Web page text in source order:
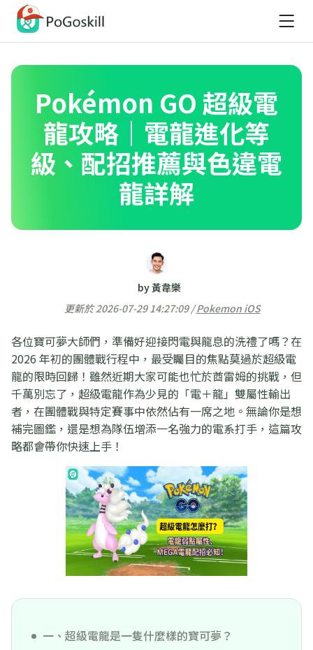
Pokémon GO 超級電
龍攻略｜電龍進化等
級、配招推薦與色違電
龍詳解
by 黃韋樂
更新於 2026-07-29 14:27:09 /Pokemon iOS
各位寶可夢大師們，準備好迎接閃電與龍息的洗禮了嗎？在
2026 年初的團體戰行程中，最受矚目的焦點莫過於超級電
龍的限時回歸！雖然近期大家可能也忙於酋雷姆的挑戰，但
千萬別忘了，超級電龍作為少見的「電＋龍」雙屬性輸出
者，在團體戰與特定賽事中依然佔有一席之地。無論你是想
補完圖鑑，還是想為隊伍增添一名強力的電系打手，這篇攻
略都會帶你快速上手！
一、超級電龍是一隻什麼樣的寶可夢？